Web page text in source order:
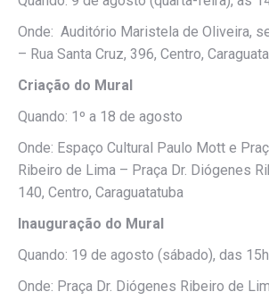
Onde: Auditório Maristela de Oliveira,
– Rua Santa Cruz, 396, Centro,
Criação do Mural
Quando: 1º a 18 de agosto
Onde: Espaço Cultural Paulo Mott e
Ribeiro de Lima – Praça Dr. Diógenes
140, Centro, Caraguatatuba
Inauguração do Mural
Quando: 19 de agosto (sábado), das
Onde: Praça Dr. Diógenes Ribeiro de